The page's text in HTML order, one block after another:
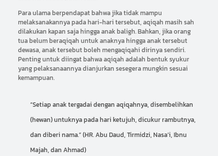
Para ulama berpendapat bahwa jika tidak mampu
melaksanakannya pada hari-hari tersebut, aqiqah masih sah
dilakukan kapan saja hingga anak baligh. Bahkan, jika orang
tua belum beraqiqah untuk anaknya hingga anak tersebut
dewasa, anak tersebut boleh mengaqiqahi dirinya sendiri.
Penting untuk diingat bahwa aqiqah adalah bentuk syukur
yang pelaksanaannya dianjurkan sesegera mungkin sesuai
kemampuan.
“Setiap anak tergadai dengan aqiqahnya, disembelihkan
(hewan) untuknya pada hari ketujuh, dicukur rambutnya,
dan diberi nama.” (HR. Abu Daud, Tirmidzi, Nasa’i, Ibnu
Majah, dan Ahmad)